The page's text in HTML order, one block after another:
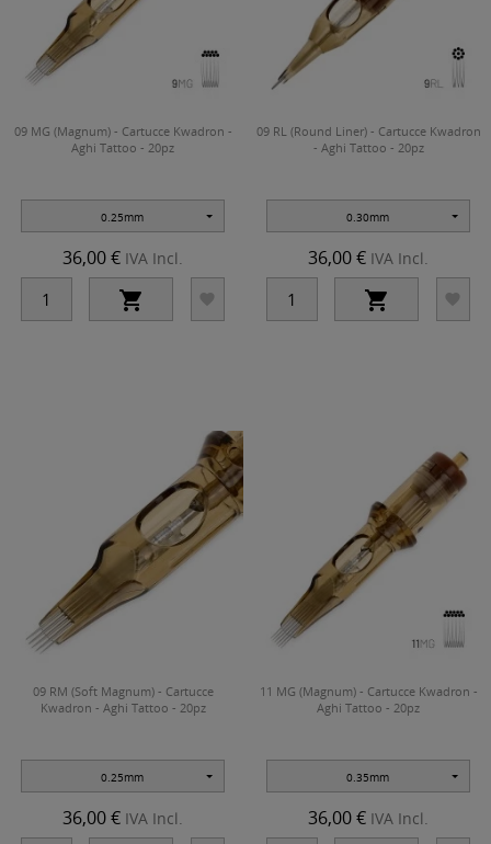
09 MG (Magnum) - Cartucce Kwadron -
Aghi Tattoo - 20pz
0.25mm
36,00 € IVA Incl.
 
09 RL (Round Liner) - Cartucce Kwadron
- Aghi Tattoo - 20pz
0.30mm
36,00 € IVA Incl.
 
09 RM (Soft Magnum) - Cartucce
Kwadron - Aghi Tattoo - 20pz
0.25mm
36,00 € IVA Incl.
11 MG (Magnum) - Cartucce Kwadron -
Aghi Tattoo - 20pz
0.35mm
36,00 € IVA Incl.